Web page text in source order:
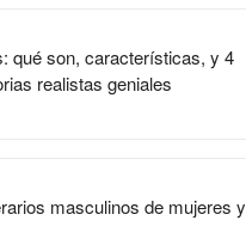
qué son, características, y 4
realistas geniales
masculinos de mujeres y